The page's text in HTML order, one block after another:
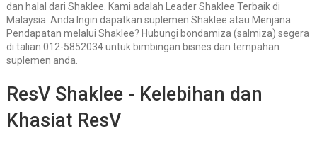
dan halal dari Shaklee. Kami adalah Leader Shaklee Terbaik di
Malaysia. Anda Ingin dapatkan suplemen Shaklee atau Menjana
Pendapatan melalui Shaklee? Hubungi bondamiza (salmiza) segera
di talian 012-5852034 untuk bimbingan bisnes dan tempahan
suplemen anda.
ResV Shaklee - Kelebihan dan
Khasiat ResV